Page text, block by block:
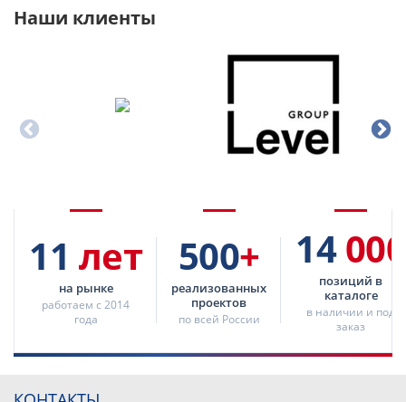
Наши клиенты
11 лет
на рынке
работаем с 2014
года
500+
реализованных
проектов
по всей России
14000
позиций в
каталоге
в наличии и под
заказ